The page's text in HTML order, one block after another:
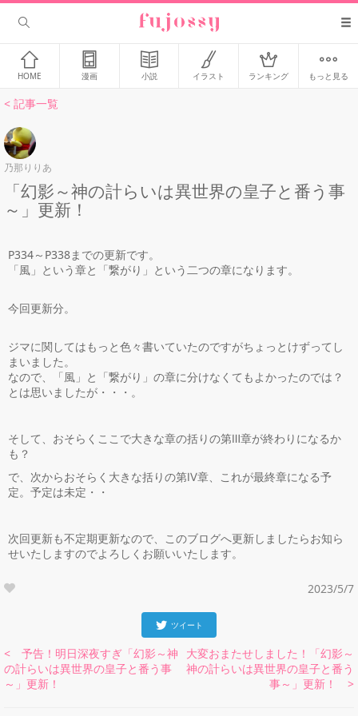
HOME 漫画 小説 イラスト ランキング もっと見る
< 記事一覧
乃那りりあ
「幻影～神の計らいは異世界の皇子と番う事
～」更新！
P334～P338までの更新です。
「風」という章と「繋がり」という二つの章になります。
今回更新分。
ジマに関してはもっと色々書いていたのですがちょっとけずってし
まいました。
なので、「風」と「繋がり」の章に分けなくてもよかったのでは？
とは思いましたが・・・。
そして、おそらくここで大きな章の括りの第Ⅲ章が終わりになるか
も？
で、次からおそらく大きな括りの第Ⅳ章、これが最終章になる予
定。予定は未定・・
次回更新も不定期更新なので、このブログへ更新しましたらお知ら
せいたしますのでよろしくお願いいたします。
2023/5/7
ツイート
< 予告！明日深夜すぎ「幻影～神
の計らいは異世界の皇子と番う事
～」更新！
大変おまたせしました！「幻影～
神の計らいは異世界の皇子と番う
事～」更新！ >